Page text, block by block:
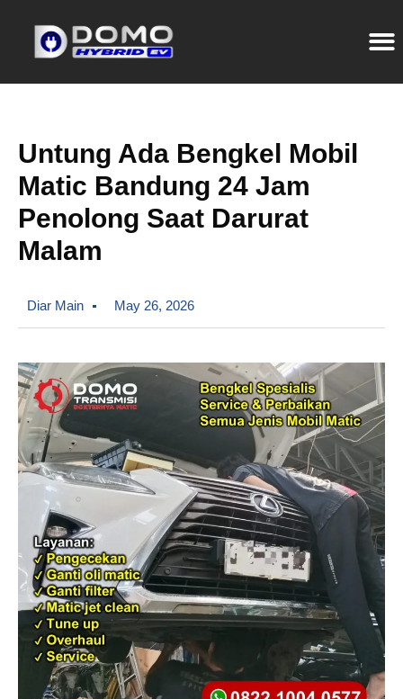
Untung Ada Bengkel Mobil
Matic Bandung 24 Jam
Penolong Saat Darurat
Malam
Diar Main May 26, 2026